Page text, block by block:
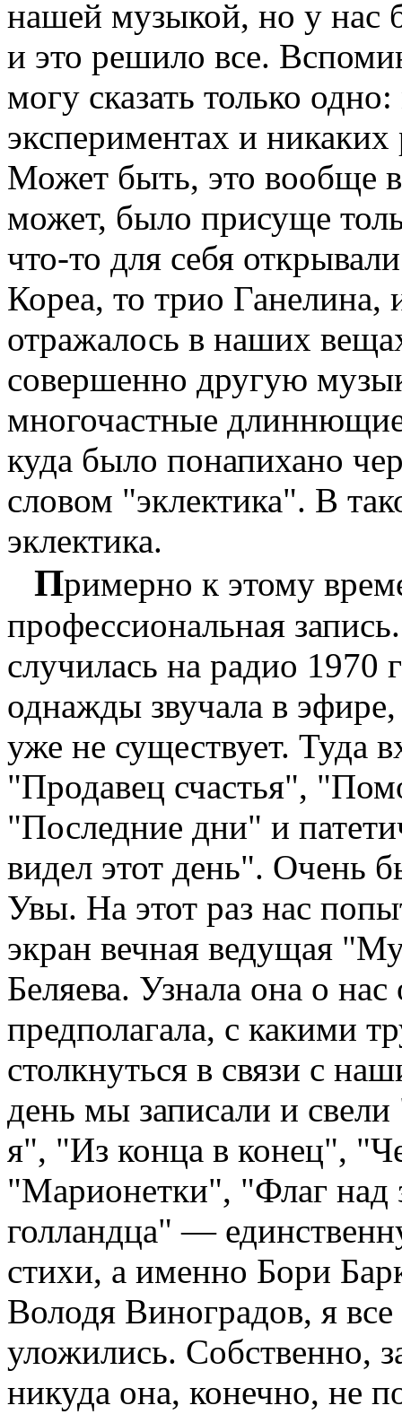
нашей музыкой, но у нас
и это решило все.
могу сказать только
экспериментах и
Может быть, это вообще
может, было присуще
что-то для себя
Кореа, то трио Ганелина,
отражалось в наших
совершенно другую
многочастные
куда было понапихано
словом "эклектика". В
эклектика.
Примерно к этому
профессиональная
случилась на радио 1970
однажды звучала в
уже не существует. Туда
"Продавец счастья",
"Последние дни" и
видел этот день". Очень
Увы. На этот раз нас
экран вечная ведущая
Беляева. Узнала она о
предполагала, с какими
столкнуться в связи с
день мы записали и
я", "Из конца в конец",
"Марионетки", "Флаг над
голландца" —
стихи, а именно Бори
Володя Виноградов, я
уложились. Собственно,
никуда она, конечно, не